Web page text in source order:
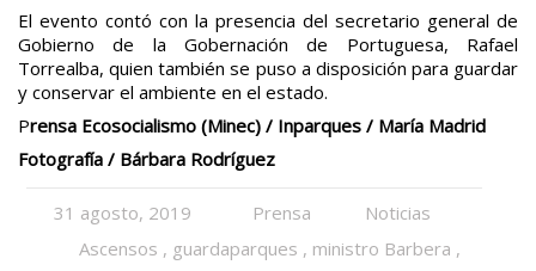
El evento contó con la presencia del secretario general de
Gobierno de la Gobernación de Portuguesa, Rafael
Torrealba, quien también se puso a disposición para guardar
y conservar el ambiente en el estado.
Prensa Ecosocialismo (Minec) / Inparques / María Madrid
Fotografía / Bárbara Rodríguez
31 agosto, 2019 Prensa
Noticias
Ascensos , guardaparques , ministro Barbera ,